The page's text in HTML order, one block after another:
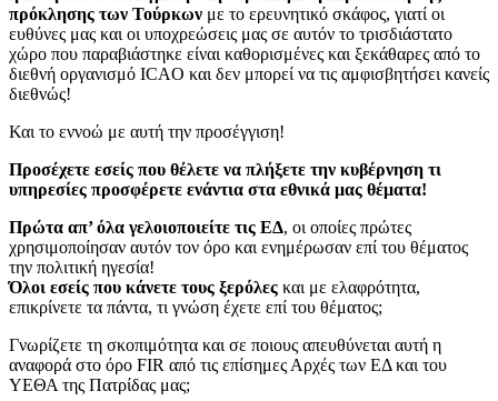
πρόκλησης των Τούρκων με το ερευνητικό σκάφος, γιατί οι
ευθύνες μας και οι υποχρεώσεις μας σε αυτόν το τρισδιάστατο
χώρο που παραβιάστηκε είναι καθορισμένες και ξεκάθαρες από το
διεθνή οργανισμό ICAO και δεν μπορεί να τις αμφισβητήσει κανείς
διεθνώς!
Και το εννοώ με αυτή την προσέγγιση!
Προσέχετε εσείς που θέλετε να πλήξετε την κυβέρνηση τι
υπηρεσίες προσφέρετε ενάντια στα εθνικά μας θέματα!
Πρώτα απ’ όλα γελοιοποιείτε τις ΕΔ, οι οποίες πρώτες
χρησιμοποίησαν αυτόν τον όρο και ενημέρωσαν επί του θέματος
την πολιτική ηγεσία!
Όλοι εσείς που κάνετε τους ξερόλες και με ελαφρότητα,
επικρίνετε τα πάντα, τι γνώση έχετε επί του θέματος;
Γνωρίζετε τη σκοπιμότητα και σε ποιους απευθύνεται αυτή η
αναφορά στο όρο FIR από τις επίσημες Αρχές των ΕΔ και του
ΥΕΘΑ της Πατρίδας μας;